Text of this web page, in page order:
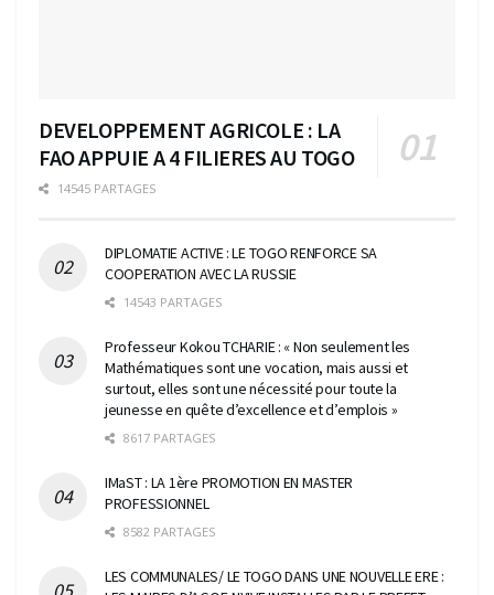
DEVELOPPEMENT AGRICOLE : LA
FAO APPUIE A 4 FILIERES AU TOGO
14545 PARTAGES
DIPLOMATIE ACTIVE : LE TOGO RENFORCE SA
COOPERATION AVEC LA RUSSIE
14543 PARTAGES
Professeur Kokou TCHARIE : « Non seulement les
Mathématiques sont une vocation, mais aussi et
surtout, elles sont une nécessité pour toute la
jeunesse en quête d’excellence et d’emplois »
8617 PARTAGES
IMaST : LA 1ère PROMOTION EN MASTER
PROFESSIONNEL
8582 PARTAGES
LES COMMUNALES/ LE TOGO DANS UNE NOUVELLE ERE :